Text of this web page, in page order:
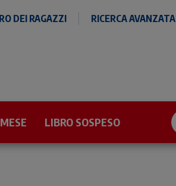
DEI RAGAZZI RICERCA AVANZATA
LIBRO SOSPESO